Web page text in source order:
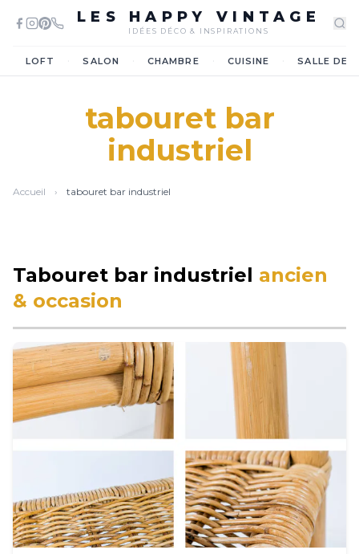
LES HAPPY VINTAGE
IDÉES DÉCO & INSPIRATIONS
LOFT SALON CHAMBRE CUISINE SALLE DE
tabouret bar
industriel
Accueil › tabouret bar industriel
Tabouret bar industriel ancien
& occasion